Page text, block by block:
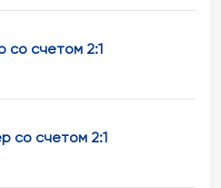
со счетом 2:1
со счетом 2:1